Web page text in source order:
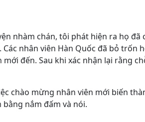
nhàm chán, tôi phát hiện ra họ đã
nhân viên Hàn Quốc đã bỏ trốn
đến. Sau khi xác nhận lại rằng
chào mừng nhân viên mới biến
nắm đấm và nói.